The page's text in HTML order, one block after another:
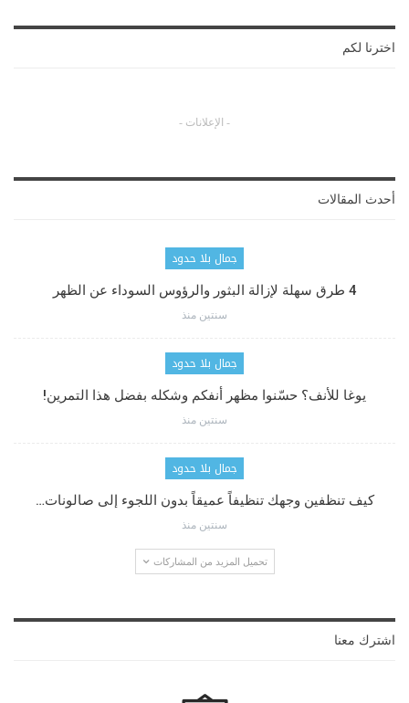
اخترنا لكم
- الإعلانات -
أحدث المقالات
جمال بلا حدود
4 طرق سهلة لإزالة البثور والرؤوس السوداء عن الظهر
سنتين منذ
جمال بلا حدود
يوغا للأنف؟ حسّنوا مظهر أنفكم وشكله بفضل هذا التمرين!
سنتين منذ
جمال بلا حدود
كيف تنظفين وجهك تنظيفاً عميقاً بدون اللجوء إلى صالونات…
سنتين منذ
تحميل المزيد من المشاركات
اشترك معنا